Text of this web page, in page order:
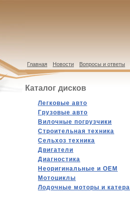
Главная Новости Вопросы и ответы
Каталог дисков
Легковые авто
Грузовые авто
Вилочные погрузчики
Строительная техника
Сельхоз техника
Двигатели
Диагностика
Hеоригинальные и OEM
Мотоциклы
Лодочные моторы и катера